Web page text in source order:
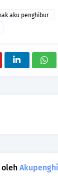
aku penghibur